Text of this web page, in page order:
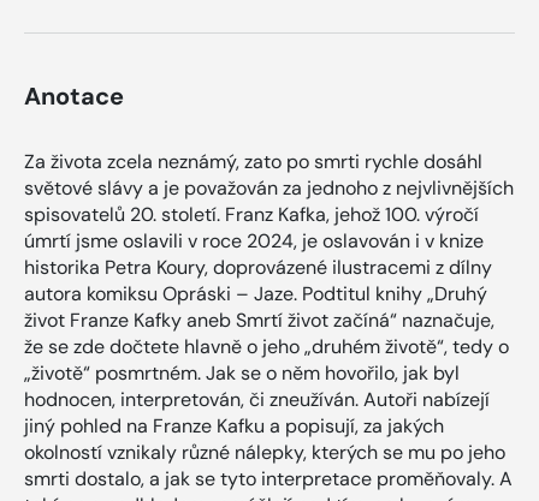
Anotace
Za života zcela neznámý, zato po smrti rychle dosáhl
světové slávy a je považován za jednoho z nejvlivnějších
spisovatelů 20. století. Franz Kafka, jehož 100. výročí
úmrtí jsme oslavili v roce 2024, je oslavován i v knize
historika Petra Koury, doprovázené ilustracemi z dílny
autora komiksu Opráski – Jaze. Podtitul knihy „Druhý
život Franze Kafky aneb Smrtí život začíná“ naznačuje,
že se zde dočtete hlavně o jeho „druhém životě“, tedy o
„životě“ posmrtném. Jak se o něm hovořilo, jak byl
hodnocen, interpretován, či zneužíván. Autoři nabízejí
jiný pohled na Franze Kafku a popisují, za jakých
okolností vznikaly různé nálepky, kterých se mu po jeho
smrti dostalo, a jak se tyto interpretace proměňovaly. A